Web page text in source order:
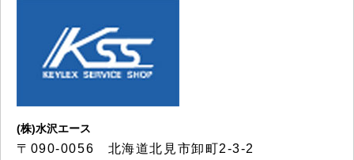
(株)水沢エース
〒090-0056 北海道北見市卸町2-3-2